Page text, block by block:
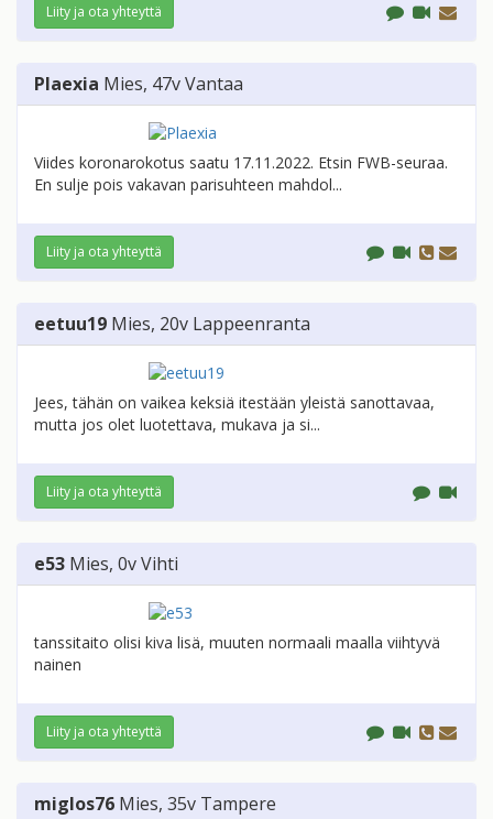
Liity ja ota yhteyttä
Plaexia Mies, 47vVantaa
Viides koronarokotus saatu 17.11.2022. Etsin FWB-seuraa.
En sulje pois vakavan parisuhteen mahdol...
Liity ja ota yhteyttä
eetuu19 Mies, 20v Lappeenranta
Jees, tähän on vaikea keksiä itestään yleistä sanottavaa,
mutta jos olet luotettava, mukava ja si...
Liity ja ota yhteyttä
e53 Mies, 0vVihti
tanssitaito olisi kiva lisä, muuten normaali maalla viihtyvä
nainen
Liity ja ota yhteyttä
miglos76 Mies, 35v Tampere